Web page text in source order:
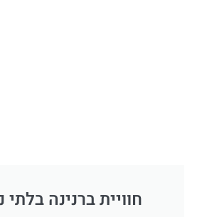
חוויית ברנינה